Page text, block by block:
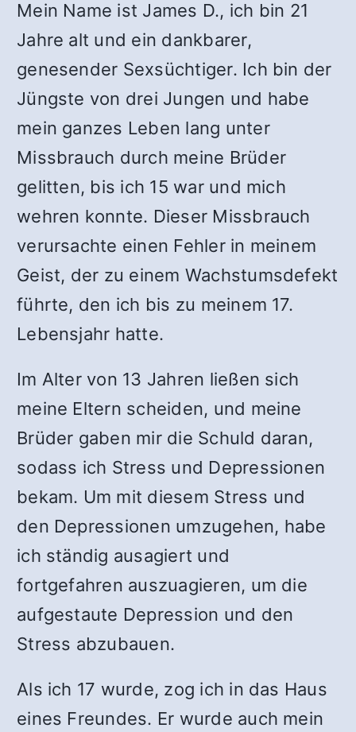
Mein Name ist James D., ich bin 21
Jahre alt und ein dankbarer,
genesender Sexsüchtiger. Ich bin der
Jüngste von drei Jungen und habe
mein ganzes Leben lang unter
Missbrauch durch meine Brüder
gelitten, bis ich 15 war und mich
wehren konnte. Dieser Missbrauch
verursachte einen Fehler in meinem
Geist, der zu einem Wachstumsdefekt
führte, den ich bis zu meinem 17.
Lebensjahr hatte.
Im Alter von 13 Jahren ließen sich
meine Eltern scheiden, und meine
Brüder gaben mir die Schuld daran,
sodass ich Stress und Depressionen
bekam. Um mit diesem Stress und
den Depressionen umzugehen, habe
ich ständig ausagiert und
fortgefahren auszuagieren, um die
aufgestaute Depression und den
Stress abzubauen.
Als ich 17 wurde, zog ich in das Haus
eines Freundes. Er wurde auch mein